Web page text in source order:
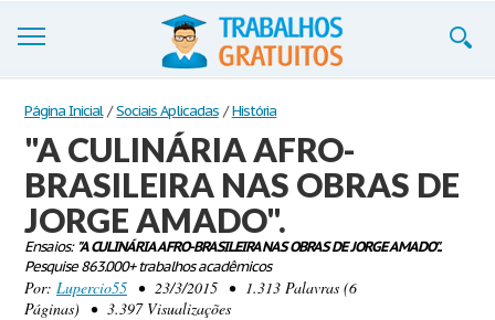
Trabalhos
Cadastre-se
Entre
Blog
Contate-nos
Página Inicial / Sociais Aplicadas / História
"A CULINÁRIA AFRO-
BRASILEIRA NAS OBRAS DE
JORGE AMADO".
Ensaios: "A CULINÁRIA AFRO-BRASILEIRA NAS OBRAS DE JORGE AMADO"..
Pesquise 863.000+ trabalhos acadêmicos
Por: Lupercio55 • 23/3/2015 • 1.313 Palavras (6
Páginas) • 3.397 Visualizações